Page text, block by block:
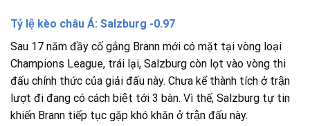
Tỷ lệ kèo châu Á: Salzburg -0.97
Sau 17 năm đầy cố gắng Brann mới có mặt tại vòng loại
Champions League, trái lại, Salzburg còn lọt vào vòng thi
đấu chính thức của giải đấu này. Chưa kể thành tích ở trận
lượt đi đang có cách biệt tới 3 bàn. Vì thế, Salzburg tự tin
khiến Brann tiếp tục gặp khó khăn ở trận đấu này.